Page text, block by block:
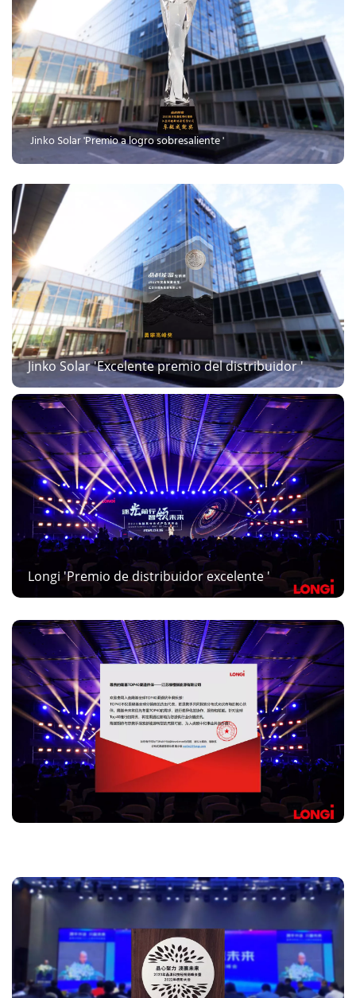
Jinko Solar 'Premio a logro sobresaliente '
Jinko Solar 'Excelente premio del distribuidor '
Longi 'Premio de distribuidor excelente '